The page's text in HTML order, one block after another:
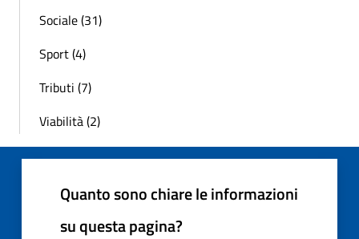
Sociale (31)
Sport (4)
Tributi (7)
Viabilità (2)
Quanto sono chiare le informazioni
su questa pagina?